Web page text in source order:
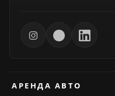
АРЕНДА АВТО